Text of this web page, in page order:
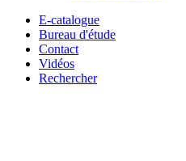
E-catalogue
Bureau d'étude
Contact
Vidéos
Rechercher